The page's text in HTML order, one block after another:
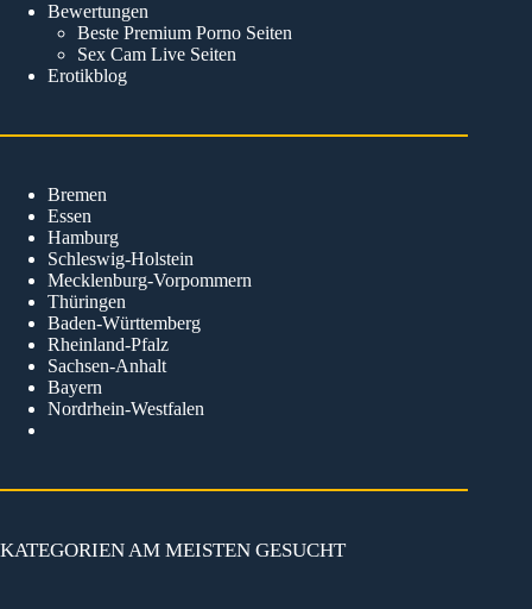
Bewertungen
Beste Premium Porno Seiten
Sex Cam Live Seiten
Erotikblog
Bremen
Essen
Hamburg
Schleswig-Holstein
Mecklenburg-Vorpommern
Thüringen
Baden-Württemberg
Rheinland-Pfalz
Sachsen-Anhalt
Bayern
Nordrhein-Westfalen
KATEGORIEN AM MEISTEN GESUCHT